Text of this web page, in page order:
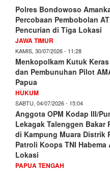
Polres Bondowoso
Percobaan Pembobolan
Pencurian di Tiga Lokasi
JAWA TIMUR
KAMIS, 30/07/2026 - 11:28
Menkopolkam Kutuk
dan Pembunuhan Pilot
Papua
HUKUM
SABTU, 04/07/2026 - 15:04
Anggota OPM Kodap III/
Lekagak Talenggen Bakar
di Kampung Muara Distrik
Patroli Koops TNI Habema
Lokasi
PAPUA TENGAH